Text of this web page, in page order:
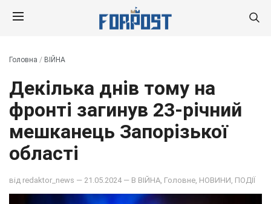
Головна / ВІЙНА
Декілька днів тому на
фронті загинув 23-річний
мешканець Запорізької
області
від redaktor_news — 21.05.2024 — В ВІЙНА Головне НОВИНИ ПОДІЇ